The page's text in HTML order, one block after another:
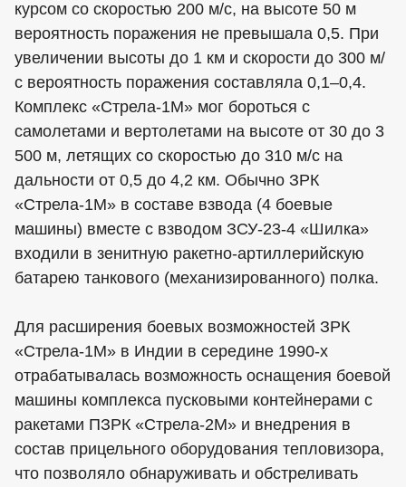
курсом со скоростью 200 м/с, на высоте 50 м
вероятность поражения не превышала 0,5. При
увеличении высоты до 1 км и скорости до 300 м/
с вероятность поражения составляла 0,1–0,4.
Комплекс «Стрела-1М» мог бороться с
самолетами и вертолетами на высоте от 30 до 3
500 м, летящих со скоростью до 310 м/с на
дальности от 0,5 до 4,2 км. Обычно ЗРК
«Стрела-1М» в составе взвода (4 боевые
машины) вместе с взводом ЗСУ-23-4 «Шилка»
входили в зенитную ракетно-артиллерийскую
батарею танкового (механизированного) полка.
Для расширения боевых возможностей ЗРК
«Стрела-1М» в Индии в середине 1990-х
отрабатывалась возможность оснащения боевой
машины комплекса пусковыми контейнерами с
ракетами ПЗРК «Стрела-2М» и внедрения в
состав прицельного оборудования тепловизора,
что позволяло обнаруживать и обстреливать